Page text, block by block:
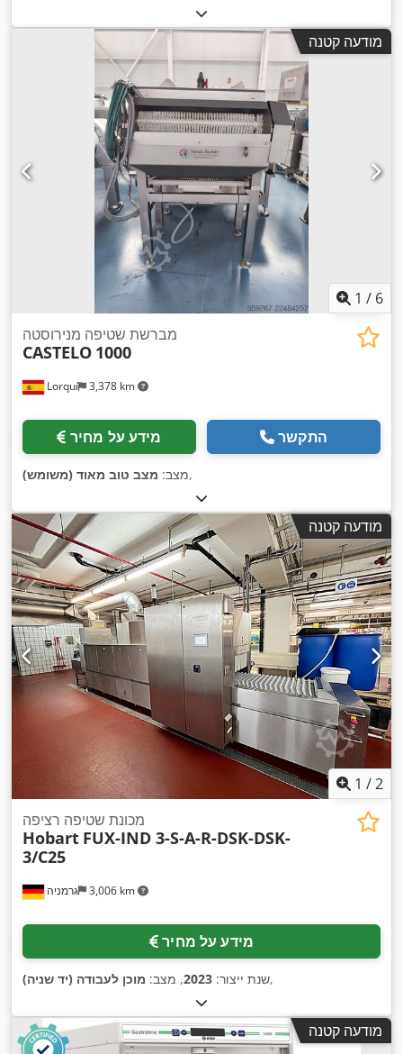
מודעה קטנה
1 / 6
Lorquí 3,378 km
מברשת שטיפה מנירוסטה
CASTELO 1000
מידע על מחיר התקשר
מצב: מצב טוב מאוד (משומש) ,
מודעה קטנה
1 /2
גרמניה 3,006 km
מכונת שטיפה רציפה
Hobart FUX-IND 3-S-A-R-DSK-DSK-
3/C25
מידע על מחיר
שנת ייצור: 2023, מצב: מוכן לעבודה (יד שניה) ,
מודעה קטנה